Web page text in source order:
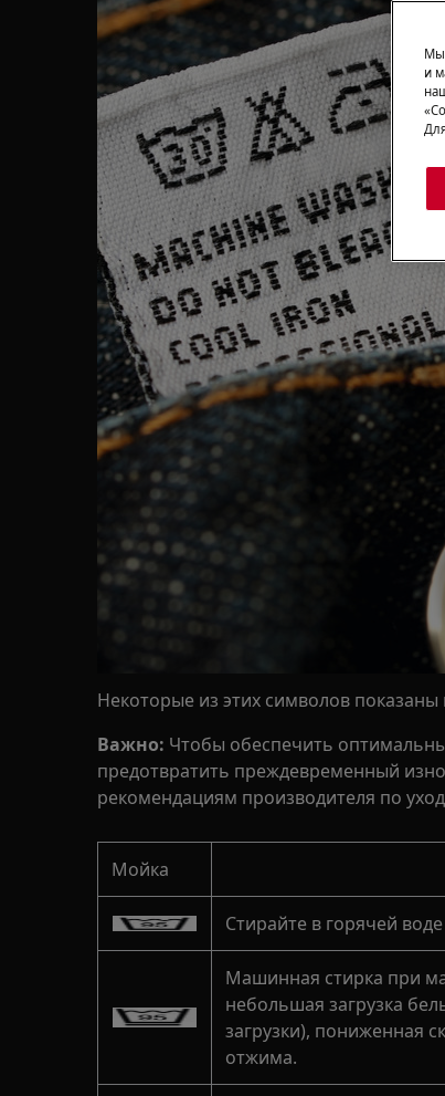
Некоторые из этих символов показаны
Важно: Чтобы обеспечить
предотвратить преждевременный
рекомендациям производителя по
Мойка
Стирайте в горячей
Машинная стирка при
небольшая загрузка
загрузки), пониженная
отжима.
Мы
и